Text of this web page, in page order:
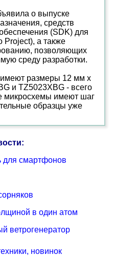
о выпуске
средств
(SDK) для
Project), а также
позволяющих
среду разработки.
размеры 12 мм x
и TZ5023XBG - всего
микросхемы имеют шаг
образцы уже
для смартфонов
в один атом
ветрогенератор
новинок